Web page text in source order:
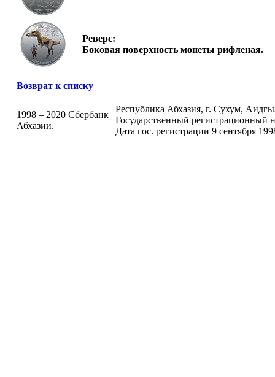
Реверс:
Боковая поверхность монеты рифленая.
Возврат к списку
1998 – 2020 Сбербанк
Абхазии.
Республика Абхазия, г. Сухум,
Государственный регистрационный
Дата гос. регистрации 9 сентября